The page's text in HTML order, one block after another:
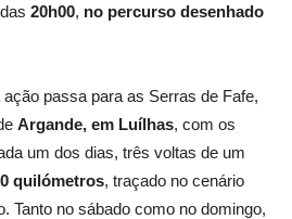
20h00, no percurso desenhado
passa para as Serras de Fafe,
Argande, em Luílhas, com os
um dos dias, três voltas de um
quilómetros, traçado no cenário
Tanto no sábado como no domingo,